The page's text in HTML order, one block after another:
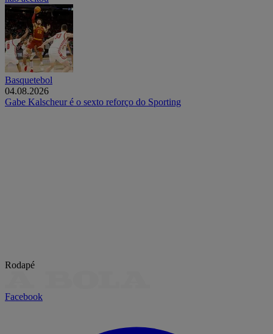
Basquetebol
04.08.2026
Gabe Kalscheur é o sexto reforço do Sporting
Rodapé
Facebook